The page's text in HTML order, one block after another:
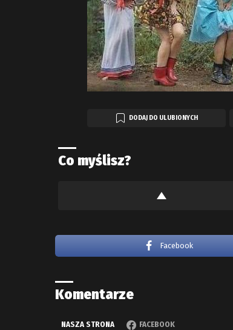
DODAJ DO ULUBIONYCH
Co myślisz?
Facebook
Komentarze
NASZA STRONA FACEBOOK